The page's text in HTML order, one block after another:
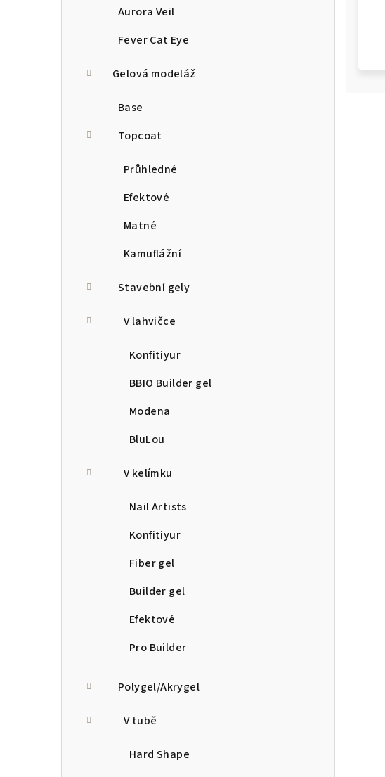
Aurora Veil
Fever Cat Eye
Gelová modeláž
Base
Topcoat
Průhledné
Efektové
Matné
Kamuflážní
Stavební gely
V lahvičce
Konfitiyur
BBIO Builder gel
Modena
BluLou
V kelímku
Nail Artists
Konfitiyur
Fiber gel
Builder gel
Efektové
Pro Builder
Polygel/Akrygel
V tubě
Hard Shape